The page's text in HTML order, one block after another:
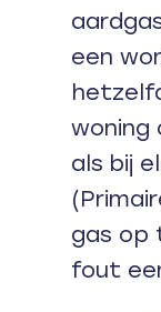
een
woning
als bij
gas op
fout